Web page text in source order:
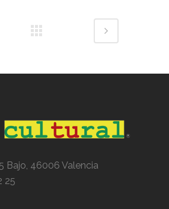
Bajo, 46006 Valencia
25